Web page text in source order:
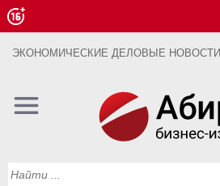
ЭКОНОМИЧЕСКИЕ ДЕЛОВЫЕ НОВОСТИ